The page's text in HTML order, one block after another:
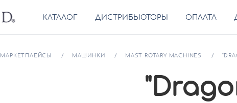
КАТАЛОГ ДИСТРИБЬЮТОРЫ ОПЛАТА
МАРКЕТПЛЕЙСЫ МАШИНКИ MAST ROTARY MACHINES